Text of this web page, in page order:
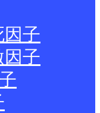
因子
子